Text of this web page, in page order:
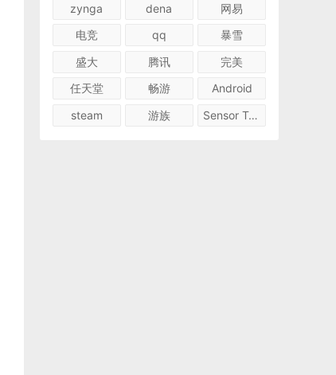
zynga
dena
网易
电竞
qq
暴雪
盛大
腾讯
完美
任天堂
畅游
Android
steam
游族 Sensor Tower